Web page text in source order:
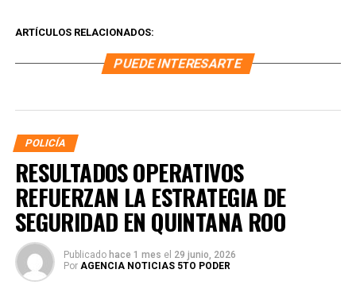
ARTÍCULOS RELACIONADOS:
PUEDE INTERESARTE
POLICÍA
RESULTADOS OPERATIVOS
REFUERZAN LA ESTRATEGIA DE
SEGURIDAD EN QUINTANA ROO
Publicado hace 1 mes el 29 junio, 2026
Por AGENCIA NOTICIAS 5TO PODER